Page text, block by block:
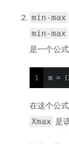
min-max
min-max
是一个公
1 m =
在这个公
Xmax 是